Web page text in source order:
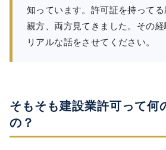
知っています。許可証を持って
親方、両方見てきました。その
リアルな話をさせてください。
そもそも建設業許可って何
の？